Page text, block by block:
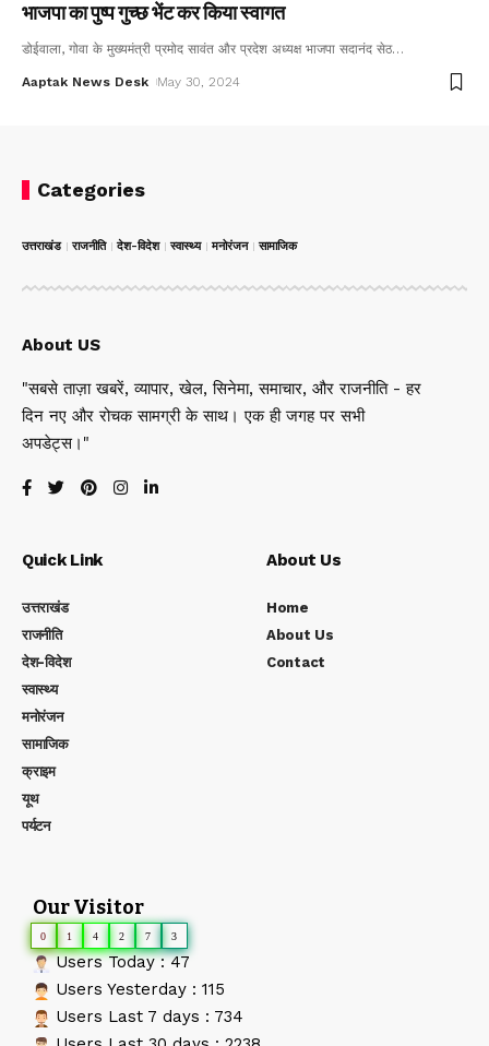
भाजपा का पुष्प गुच्छ भेंट कर किया स्वागत
डोईवाला, गोवा के मुख्यमंत्री प्रमोद सावंत और प्रदेश अध्यक्ष भाजपा सदानंद सेठ…
Aaptak News Desk May 30, 2024
Categories
उत्तराखंड राजनीति देश-विदेश स्वास्थ्य मनोरंजन सामाजिक
About US
"सबसे ताज़ा खबरें, व्यापार, खेल, सिनेमा, समाचार, और राजनीति - हर
दिन नए और रोचक सामग्री के साथ। एक ही जगह पर सभी
अपडेट्स।"
Quick Link
उत्तराखंड
राजनीति
देश-विदेश
स्वास्थ्य
मनोरंजन
सामाजिक
क्राइम
यूथ
पर्यटन
About Us
Home
About Us
Contact
Our Visitor
0 1 4 2 7 3
Users Today : 47
Users Yesterday : 115
Users Last 7 days : 734